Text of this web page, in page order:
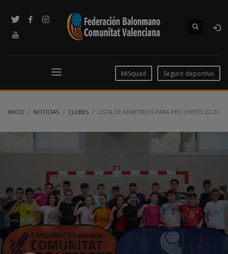
MiSquad Seguro deportivo
INICIO NOTICIAS CLUBES LISTA DE ADMITIDOS PARA PED CHESTE 22-23